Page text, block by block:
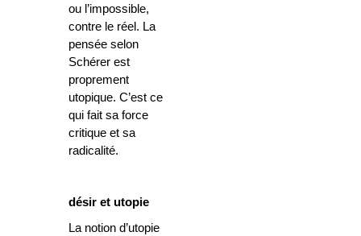
ou l’impossible,
contre le réel. La
pensée selon
Schérer est
proprement
utopique. C’est ce
qui fait sa force
critique et sa
radicalité.
désir et utopie
La notion d’utopie